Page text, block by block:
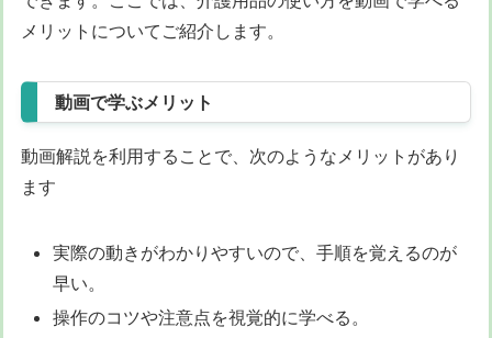
メリットについてご紹介します。
動画で学ぶメリット
動画解説を利用することで、次のようなメリットがあり
ます
実際の動きがわかりやすいので、手順を覚えるのが
早い。
操作のコツや注意点を視覚的に学べる。